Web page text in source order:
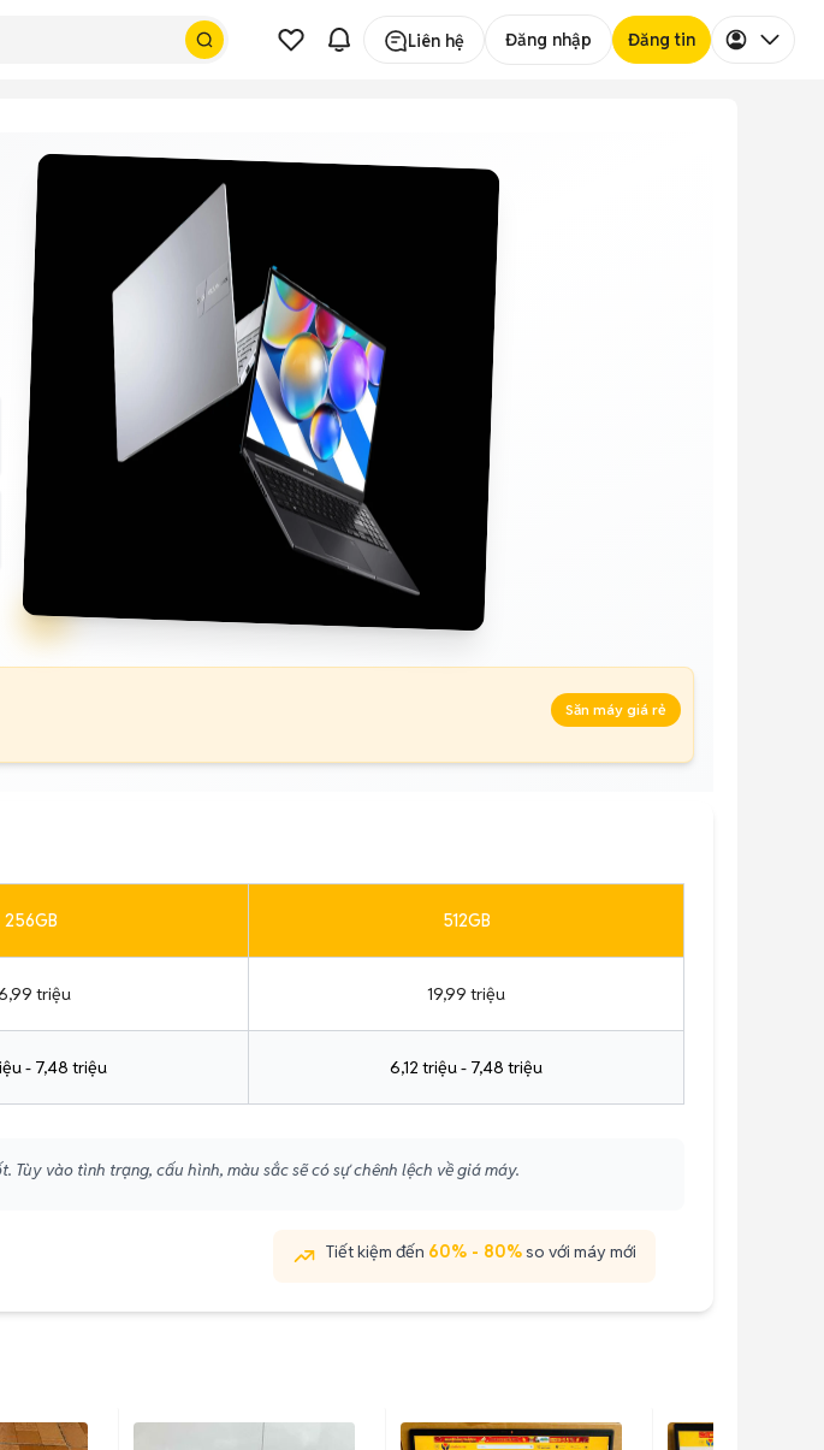
Liên hệ Đăng nhập Đăng tin
Săn máy giá rẻ
256GB 512GB
triệu 19,99 triệu
- 7,48 triệu 6,12 triệu - 7,48 triệu
Tùy vào tình trạng, cấu hình, màu sắc sẽ có sự chênh lệch về giá máy.
Tiết kiệm đến 60% - 80%so với máy mới